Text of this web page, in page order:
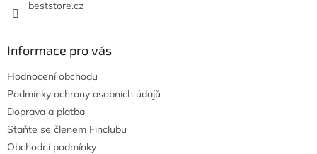
beststore.cz
Informace pro vás
Hodnocení obchodu
Podmínky ochrany osobních údajů
Doprava a platba
Staňte se členem Finclubu
Obchodní podmínky